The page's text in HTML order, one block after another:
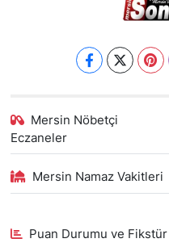
Mersin Nöbetçi
Eczaneler
Mersin Namaz Vakitleri
Puan Durumu ve Fikstür